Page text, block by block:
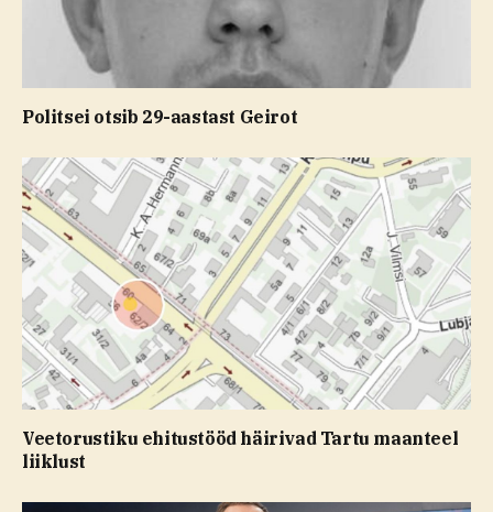
Politsei otsib 29-aastast Geirot
Veetorustiku ehitustööd häirivad Tartu maanteel
liiklust